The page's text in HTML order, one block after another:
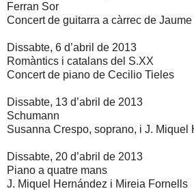
Ferran Sor
Concert de guitarra a càrrec de Jaume
Dissabte, 6 d’abril de 2013
Romàntics i catalans del S.XX
Concert de piano de Cecilio Tieles
Dissabte, 13 d’abril de 2013
Schumann
Susanna Crespo, soprano, i J. Miquel
Dissabte, 20 d’abril de 2013
Piano a quatre mans
J. Miquel Hernández i Mireia Fornells